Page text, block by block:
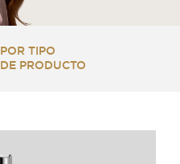
POR TIPO
DE PRODUCTO